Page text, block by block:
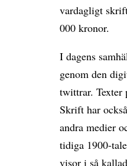
vardagligt
000 kronor.
I dagens
genom den
twittrar. Texter
Skrift har
andra medier
tidiga 1900-
visor i så